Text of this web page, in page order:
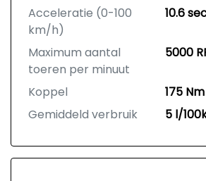
Acceleratie (0-100
km/h)
10.6
Maximum aantal
toeren per minuut
5000
Koppel
175 Nm
Gemiddeld verbruik
5 l/